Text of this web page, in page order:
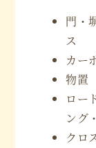
門・
ス
カー
物置
ロー
ング
クロ